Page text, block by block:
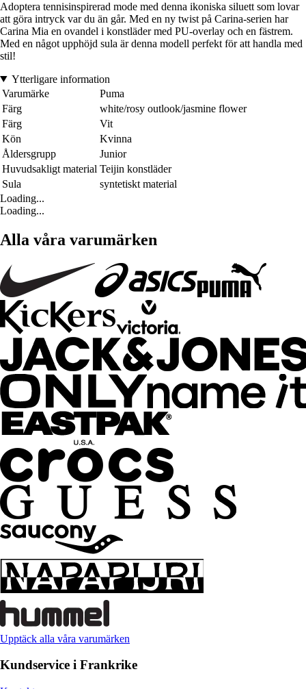
Adoptera tennisinspirerad mode med denna ikoniska siluett som lovar
att göra intryck var du än går. Med en ny twist på Carina-serien har
Carina Mia en ovandel i konstläder med PU-overlay och en fästrem.
Med en något upphöjd sula är denna modell perfekt för att handla med
stil!
Ytterligare information
Varumärke
Puma
Färg
white/rosy outlook/jasmine flower
Färg
Vit
Kön
Kvinna
Åldersgrupp
Junior
Huvudsakligt material Teijin konstläder
Sula
syntetiskt material
Loading...
Loading...
Alla våra varumärken
Upptäck alla våra varumärken
Kundservice i Frankrike